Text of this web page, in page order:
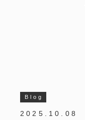
Blog
2025.10.08